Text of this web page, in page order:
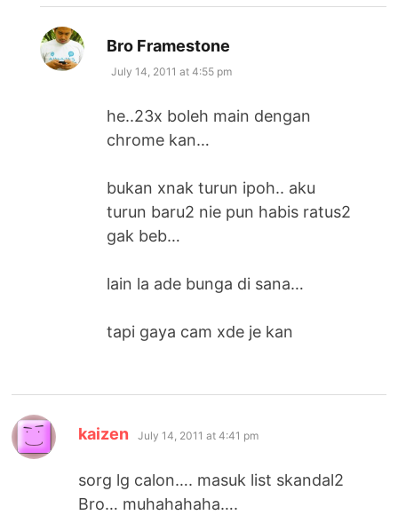
Bro Framestone
July 14, 2011 at 4:55 pm
he..23x boleh main dengan
chrome kan…
bukan xnak turun ipoh.. aku
turun baru2 nie pun habis ratus2
gak beb…
lain la ade bunga di sana…
tapi gaya cam xde je kan
kaizen says:
July 14, 2011 at 4:41 pm
sorg lg calon…. masuk list skandal2
Bro… muhahahaha….